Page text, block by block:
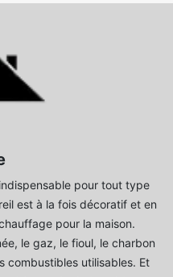
pour tout type
est à la fois décoratif et en
pour la maison.
le gaz, le fioul, le charbon
combustibles utilisables. Et